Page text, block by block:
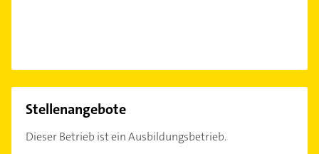
Stellenangebote
Dieser Betrieb ist ein Ausbildungsbetrieb.